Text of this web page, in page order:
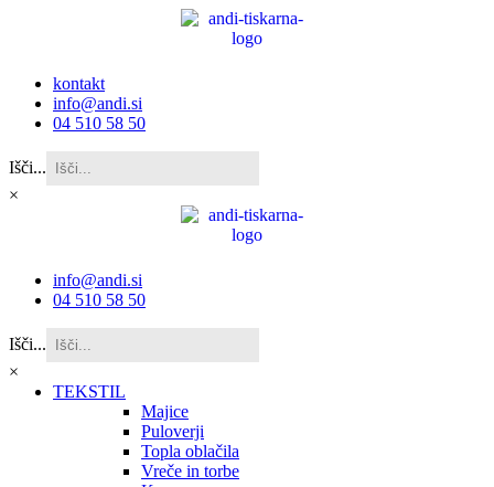
kontakt
info@andi.si
04 510 58 50
Išči...
×
info@andi.si
04 510 58 50
Išči...
×
TEKSTIL
Majice
Puloverji
Topla oblačila
Vreče in torbe